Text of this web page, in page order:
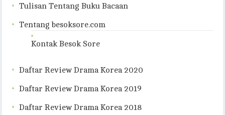
Tulisan Tentang Buku Bacaan
Tentang besoksore.com
Kontak Besok Sore
Daftar Review Drama Korea 2020
Daftar Review Drama Korea 2019
Daftar Review Drama Korea 2018